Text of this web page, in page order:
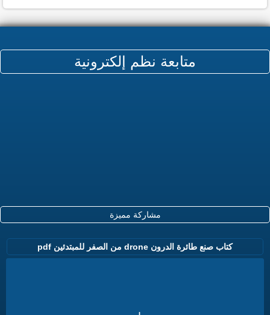
متابعة نظم إلكترونية
مشاركة مميزة
كتاب صنع طائرة الدرون drone من الصفر للمبتدئين pdf